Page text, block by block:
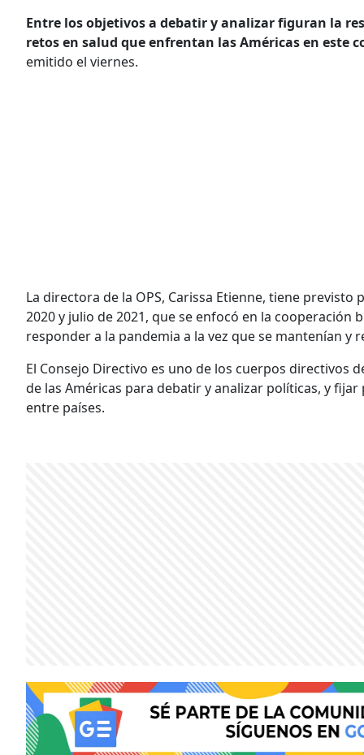
Entre los objetivos a debatir y analizar figuran la
retos en salud que enfrentan las Américas en este
emitido el viernes.
La directora de la OPS, Carissa Etienne, tiene
2020 y julio de 2021, que se enfocó en la
responder a la pandemia a la vez que se mantenían y
El Consejo Directivo es uno de los cuerpos directivos
de las Américas para debatir y analizar políticas, y
entre países.